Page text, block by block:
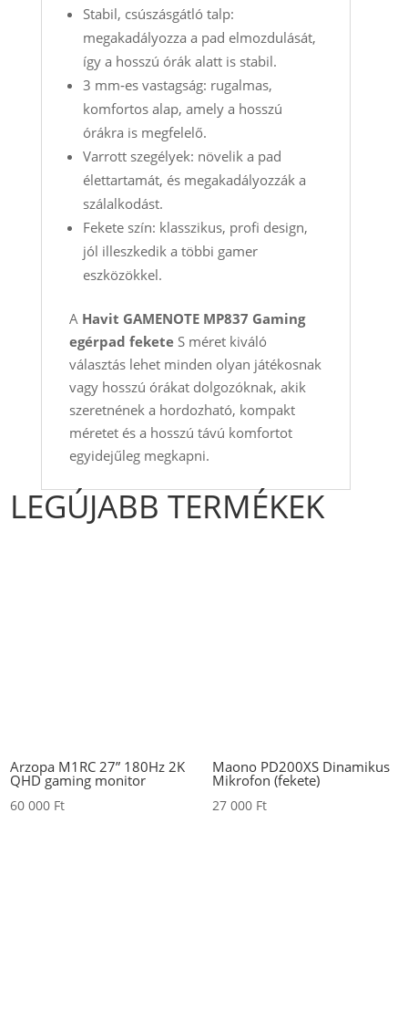
Stabil, csúszásgátló talp:
megakadályozza a pad elmozdulását,
így a hosszú órák alatt is stabil.
3 mm‑es vastagság: rugalmas,
komfortos alap, amely a hosszú
órákra is megfelelő.
Varrott szegélyek: növelik a pad
élettartamát, és megakadályozzák a
szálalkodást.
Fekete szín: klasszikus, profi design,
jól illeszkedik a többi gamer
eszközökkel.
A Havit GAMENOTE MP837 Gaming
egérpad feketeS méret kiváló
választás lehet minden olyan játékosnak
vagy hosszú órákat dolgozóknak, akik
szeretnének a hordozható, kompakt
méretet és a hosszú távú komfortot
egyidejűleg megkapni.
LEGÚJABB TERMÉKEK
Arzopa M1RC 27” 180Hz 2K
QHD gaming monitor
60 000 Ft
Maono PD200XS Dinamikus
Mikrofon (fekete)
27 000 Ft